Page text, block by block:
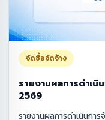
จัดซื้อจัดจ้าง
รายงานผลการดำเนิ
2569
รายงานผลการดำเนินกา